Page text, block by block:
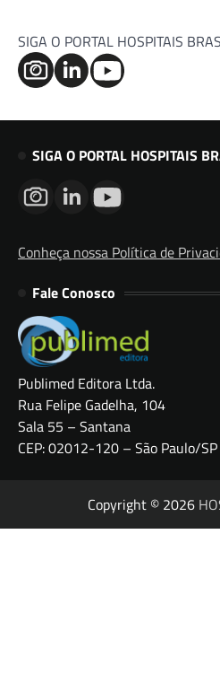
SIGA O PORTAL HOSPITAIS
SIGA O PORTAL HOSPITAIS
Conheça nossa Política de
Fale Conosco
Publimed Editora Ltda.
Rua Felipe Gadelha, 104
Sala 55 – Santana
CEP: 02012-120 – São Paulo/SP
Copyright © 2026